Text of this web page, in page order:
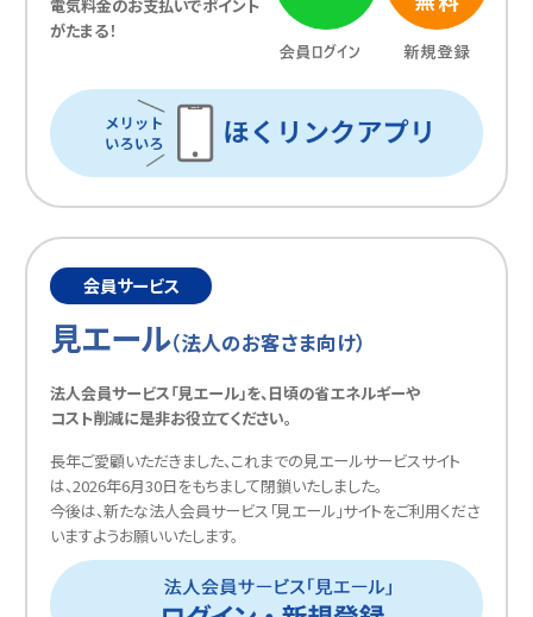
電気料金のお支払いでポイント
がたまる！
会員サービス
見エール（法人のお客さま向け）
法人会員サービス「見エール」を、日頃の省エネルギーや
コスト削減に是非お役立てください。
長年ご愛顧いただきました、これまでの見エールサービスサイト
は、2026年6月30日をもちまして閉鎖いたしました。
今後は、新たな法人会員サービス「見エール」サイトをご利用くださ
いますようお願いいたします。